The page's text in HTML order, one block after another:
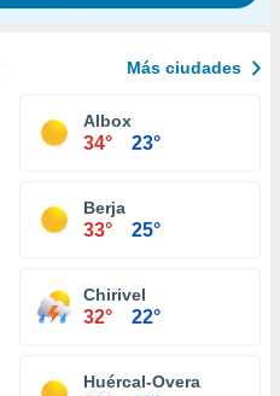
Más ciudades
Albox
34° 23°
Berja
33° 25°
Chirivel
32° 22°
Huércal-Overa